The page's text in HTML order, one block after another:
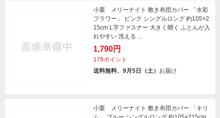
小栗 メリーナイト 敷き布団カバー 「水彩
フラワー」 ピンク シングルロング 約105×2
15cm L字ファスナー 大きく開く ふとんが入
れやすい 洗える ...
1,790円
179ポイント
送料無料、9月5日（土） お届け
小栗 メリーナイト 敷き布団カバー 「キリ